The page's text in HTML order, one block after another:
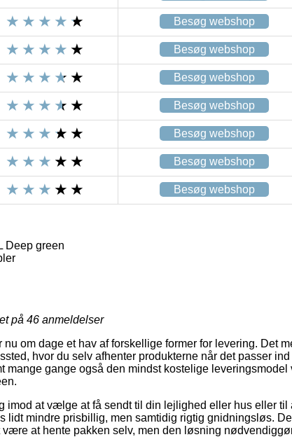
Besøg webshop
Besøg webshop
Besøg webshop
Besøg webshop
Besøg webshop
Besøg webshop
Besøg webshop
Deep green
på 46 anmeldelser
om dage et hav af forskellige former for levering. Det
hvor du selv afhenter produkterne når det passer
mange gange også den mindst kostelige leveringsmodel
imod at vælge at få sendt til din lejlighed eller hus eller til
lidt mindre prisbillig, men samtidig rigtig gnidningsløs.
at hente pakken selv, men den løsning